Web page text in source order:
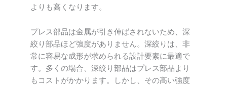
よりも高くなります。
プレス部品は金属が引き伸ばされないため、深
絞り部品ほど強度がありません。深絞りは、非
常に容易な成形が求められる設計要素に最適で
す。多くの場合、深絞り部品はプレス部品より
もコストがかかります。しかし、その高い強度